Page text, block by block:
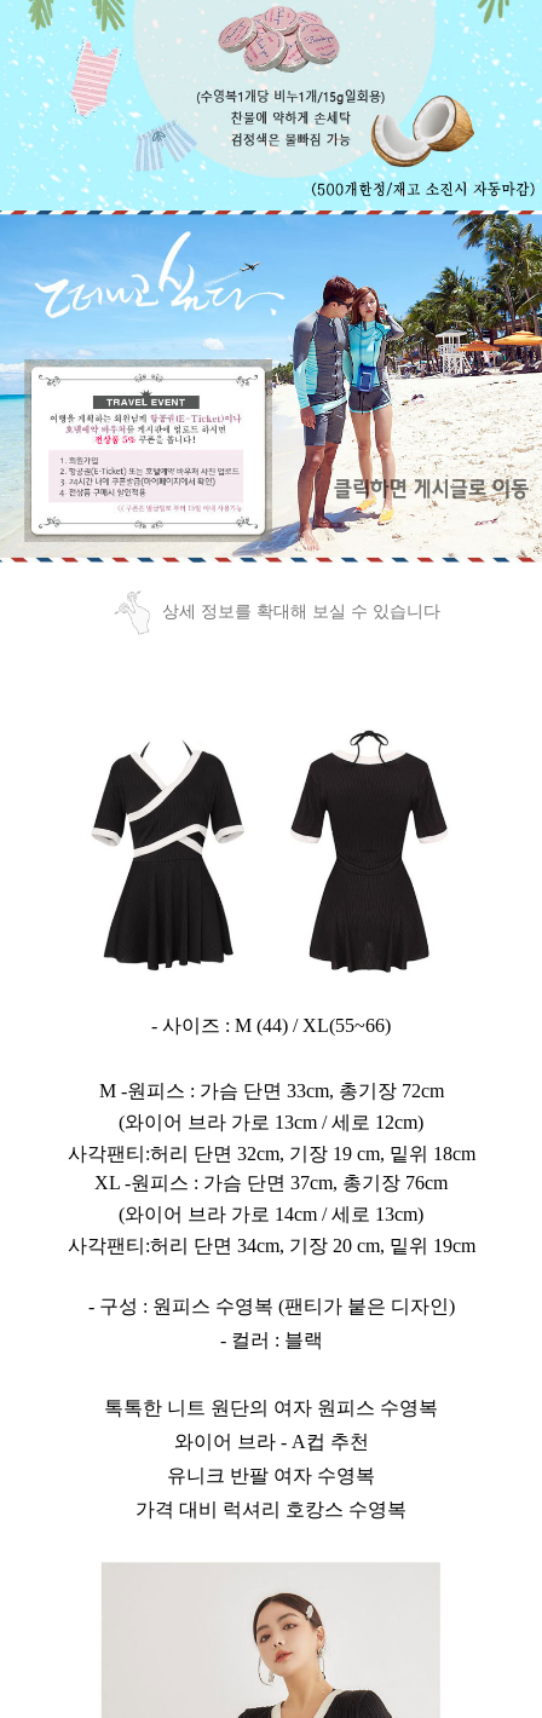
상세 정보를 확대해 보실 수 있습니다
- 사이즈 : M (44) / XL(55~66)
M -원피스 : 가슴 단면 33cm, 총기장 72cm
(와이어 브라 가로 13cm / 세로 12cm)
사각팬티:허리 단면 32cm, 기장 19 cm, 밑위 18cm
XL -원피스 : 가슴 단면 37cm, 총기장 76cm
(와이어 브라 가로 14cm / 세로 13cm)
사각팬티:허리 단면 34cm, 기장 20 cm, 밑위 19cm
- 구성 : 원피스 수영복 (팬티가 붙은 디자인)
- 컬러 : 블랙
톡톡한 니트 원단의 여자 원피스 수영복
와이어 브라 - A컵 추천
유니크 반팔 여자 수영복
가격 대비 럭셔리 호캉스 수영복